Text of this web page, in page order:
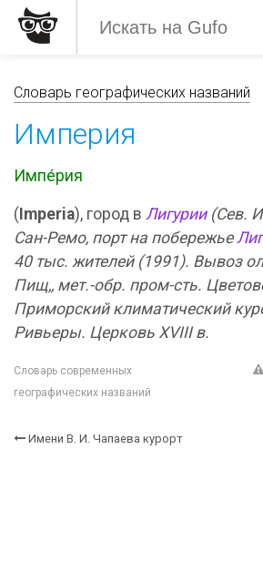
Словарь географических названий
Империя
Импе́рия
( Imperia), город в Лигурии(Сев.
Сан-Ремо, порт на побережье
40 тыс. жителей (1991). Вывоз
Пищ,, мет.-обр. пром-сть.
Приморский климатический
Ривьеры. Церковь XVIII в.
Словарь современных
географических названий
Имени В. И. Чапаева курорт